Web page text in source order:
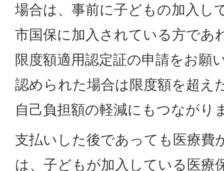
場合は、事前に子どもの加入し
市国保に加入されている方であ
限度額適用認定証の申請をお願
認められた場合は限度額を超え
自己負担額の軽減にもつながり
支払いした後であっても医療費
は、子どもが加入している医療